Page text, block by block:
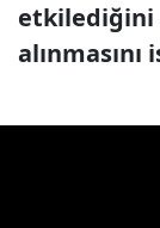
etkilediğini
alınmasını